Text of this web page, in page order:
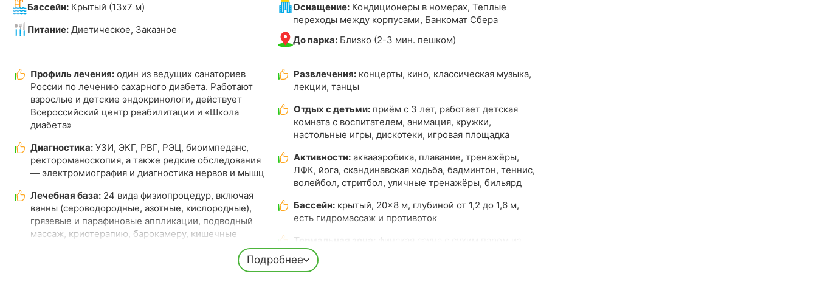
Бассейн: Крытый (13х7 м)
Питание: Диетическое, Заказное
Оснащение: Кондиционеры в номерах, Теплые
переходы между корпусами, Банкомат Сбера
До парка: Близко (2-3 мин. пешком)
Профиль лечения: один из ведущих санаториев
России по лечению сахарного диабета. Работают
взрослые и детские эндокринологи, действует
Всероссийский центр реабилитации и «Школа
диабета»
Диагностика: УЗИ, ЭКГ, РВГ, РЭЦ, биоимпеданс,
ректороманоскопия, а также редкие обследования
— электромиография и диагностика нервов и мышц
Лечебная база: 24 вида физиопроцедур, включая
ванны (сероводородные, азотные, кислородные),
грязевые и парафиновые аппликации, подводный
массаж, криотерапию, барокамеру, кишечные
проводятся под руководством академика
Развлечения: концерты, кино, классическая музыка,
лекции, танцы
Отдых с детьми: приём с 3 лет, работает детская
комната с воспитателем, анимация, кружки,
настольные игры, дискотеки, игровая площадка
Активности: аквааэробика, плавание, тренажёры,
ЛФК, йога, скандинавская ходьба, бадминтон, теннис,
волейбол, стритбол, уличные тренажёры, бильярд
Бассейн: крытый, 20×8 м, глубиной от 1,2 до 1,6 м,
есть гидромассаж и противоток
Термальная зона:
натурального дерева
Комфорт:
Подробнее